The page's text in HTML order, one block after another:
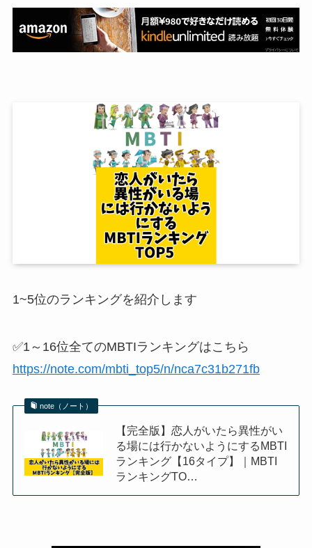
1~5位のランキングを紹介します
✅1～16位全てのMBTIランキングはこちら
https://note.com/mbti_top5/n/nca7c31b271fb
note（ノート）
【完全版】恋人がいたら異性がい
る場には行かないようにするMBTI
ランキング【16タイプ】｜MBTI
ランキングTO…